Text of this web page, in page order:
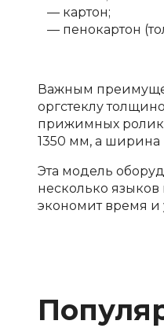
картон;
пенокартон
Важным
оргстеклу
прижимных
1350 мм, а ширина
Эта модель
несколько
экономит время и